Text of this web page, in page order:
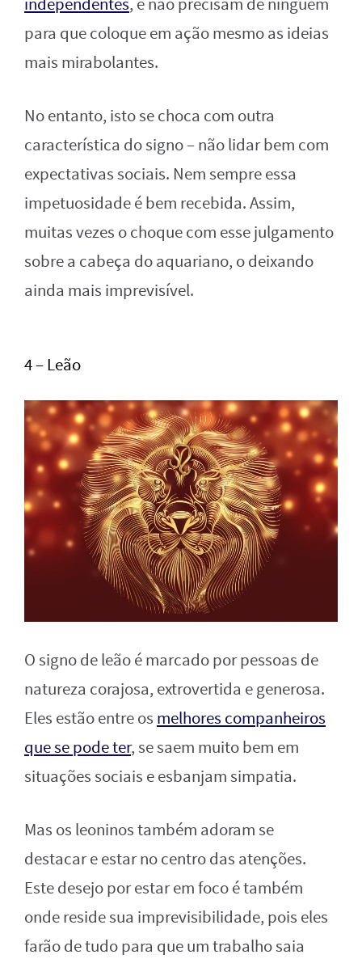
para que coloque em ação mesmo as ideias
mais mirabolantes.
No entanto, isto se choca com outra
característica do signo – não lidar bem com
expectativas sociais. Nem sempre essa
impetuosidade é bem recebida. Assim,
muitas vezes o choque com esse julgamento
sobre a cabeça do aquariano, o deixando
ainda mais imprevisível.
4 – Leão
O signo de leão é marcado por pessoas de
natureza corajosa, extrovertida e generosa.
Eles estão entre os melhores companheiros
que se pode ter, se saem muito bem em
situações sociais e esbanjam simpatia.
Mas os leoninos também adoram se
destacar e estar no centro das atenções.
Este desejo por estar em foco é também
onde reside sua imprevisibilidade, pois eles
farão de tudo para que um trabalho saia